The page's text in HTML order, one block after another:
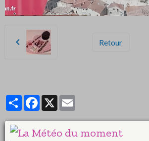
Retour
PartagerFacebook
X